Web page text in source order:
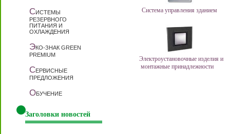
СИСТЕМЫ
РЕЗЕРВНОГО
ПИТАНИЯ И
ОХЛАЖДЕНИЯ
ЭКО-ЗНАК GREEN
PREMIUM
СЕРВИСНЫЕ
ПРЕДЛОЖЕНИЯ
ОБУЧЕНИЕ
Заголовки новостей
Система управления зданием
Электроустановочные изделия и
монтажные принадлежности